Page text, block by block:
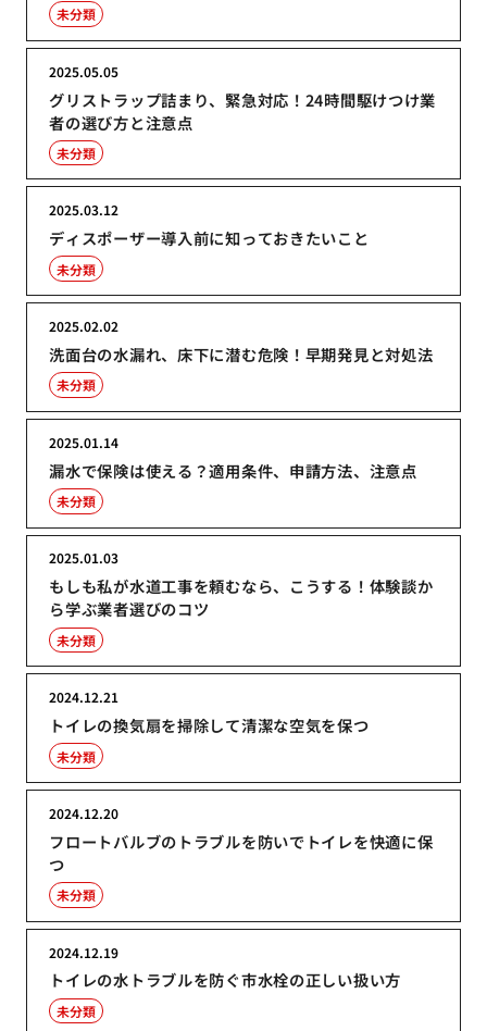
未分類
グリストラップ詰まり、緊急対応！24時間駆けつけ業
者の選び方と注意点
2025.05.05
未分類
ディスポーザー導入前に知っておきたいこと
2025.03.12
未分類
洗面台の水漏れ、床下に潜む危険！早期発見と対処法
2025.02.02
未分類
漏水で保険は使える？適用条件、申請方法、注意点
2025.01.14
未分類
もしも私が水道工事を頼むなら、こうする！体験談か
ら学ぶ業者選びのコツ
2025.01.03
未分類
トイレの換気扇を掃除して清潔な空気を保つ
2024.12.21
未分類
フロートバルブのトラブルを防いでトイレを快適に保
つ
2024.12.20
未分類
トイレの水トラブルを防ぐ市水栓の正しい扱い方
2024.12.19
未分類